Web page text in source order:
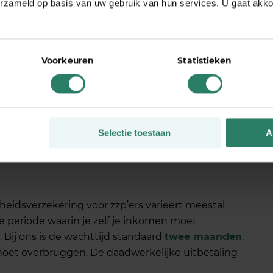
op basis van uw gebruik van hun services. U gaat
Voorkeuren Statistieken
Selectie toestaan
het om contact op te nemen met je
eerst medisch worden geaccepteerd voordat je
klachten mogelijk worden uitgesloten. Er zijn
acceptatie nodig is, wat de drempel lager
klachten.
voordat je
voor zzp’ers varieert meestal
periode waarin je zelf je inkomen moet
ons is de wachttijd standaard twee maanden,
overbruggen. De daadwerkelijke uitbetaling